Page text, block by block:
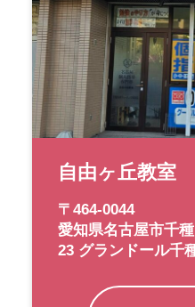
自由ヶ丘教室
〒464-0044
愛知県名古屋市千
23 グランドール千